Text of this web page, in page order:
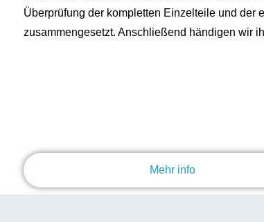
Überprüfung der kompletten Einzelteile und
zusammengesetzt. Anschließend händigen wir
Mehr info